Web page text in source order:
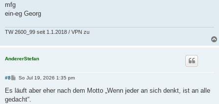
mfg
ein-eg Georg
TW 2600_99 seit 1.1.2018 / VPN zu
AndererStefan
#8
B
i
r
So Jul 19, 2026 1:35 pm
Es läuft aber eher nach dem Motto „Wenn jeder an sich denkt, ist an alle
gedacht“.